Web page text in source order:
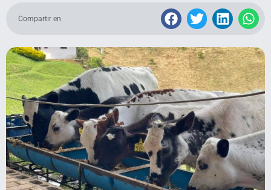
Compartir en